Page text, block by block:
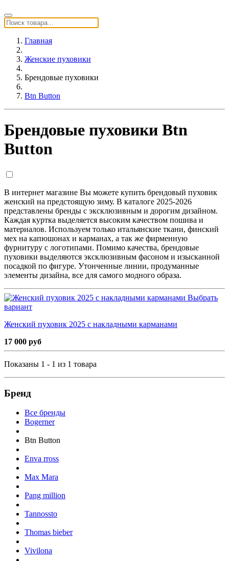
Главная
Женские пуховики
Брендовые пуховики
Btn Button
Брендовые пуховики Btn
Button
В интернет магазине Вы можете купить брендовый пуховик
женский на предстоящую зиму. В каталоге 2025-2026
представлены бренды с эксклюзивным и дорогим дизайном.
Каждая куртка выделяется высоким качеством пошива и
материалов. Используем только итальянские ткани, финский
мех на капюшонах и карманах, а так же фирменную
фурнитуру с логотипами. Помимо качества, брендовые
пуховики выделяются эксклюзивным фасоном и изысканной
посадкой по фигуре. Утонченные линии, продуманные
элементы дизайна, все для самого модного образа.
Выбрать
вариант
Женский пуховик 2025 с накладными карманами
17 000 руб
Показаны 1 - 1 из 1 товара
Бренд
Все бренды
Bogerner
Btn Button
Enva rross
Max Mara
Pang million
Tannossto
Thomas bieber
Vivilona